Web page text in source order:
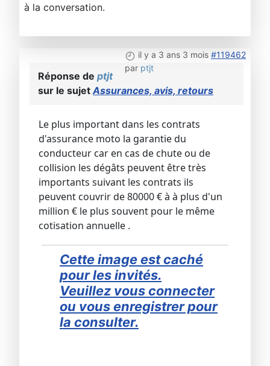
à la conversation.
il y a 3 ans 3 mois #119462
par ptjt
Réponse de ptjt
sur le sujetAssurances, avis, retours
Le plus important dans les contrats
d'assurance moto la garantie du
conducteur car en cas de chute ou de
collision les dégâts peuvent être très
importants suivant les contrats ils
peuvent couvrir de 80000 € à à plus d'un
million € le plus souvent pour le même
cotisation annuelle .
Cette image est caché
pour les invités.
Veuillez vous connecter
ou vous enregistrer pour
la consulter.